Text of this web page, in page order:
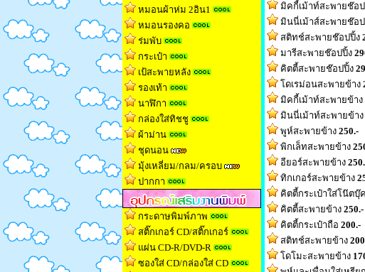
หมอนผ้าห่ม 2อิน1
หมอนรองคอ
ร่มพับ
กระเป๋า
เป้สะพายหลัง
รองเท้า
นาฬิกา
กล่องใส่ทิชช
ผ้าม่าน
ชุดนอน
มุ้งเหลี่ยม/กลม/ครอบ
ปากกา
กระดาษพิมพ์ภาพ
สติ๊กเกอร์ CD/สติ๊กเกอร์
แผ่น CD-R/DVD-R
ซองใส่ CD/กล่องใส่ CD
มิคกี้เม้าท์สะพายช๊อ
มินนี่เม้าส์สะพายช๊อ
สติทช์สะพายช๊อปปิ้ง
มารีสะพายช๊อปปิ้ง
คิตตี้สะพายช๊อปปิ้ง
โดเรม่อนสะพายข้าง
มิคกี้เม้าท์สะพายข้าง
มินนี่เม้าท์สะพายข้าง
พูห์สะพายข้าง 250.-
พิกเล็ทสะพายข้าง
อียอร์สะพายข้าง
ทิกเกอร์สะพายข้าง
คิตตี้กระเป๋าใส่โน๊ตบุ๊ค
คิตตี้สะพายข้าง 250.-
คิตตี้กระเป๋าถือ 200.-
สติทช์สะพายข้าง
โดโมะสะพายข้าง